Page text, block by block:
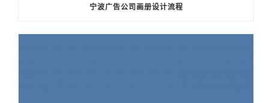
宁波广告公司画册设计流程